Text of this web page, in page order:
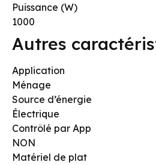
Puissance (W)
1000
Autres
Application
Ménage
Source d’énergie
Électrique
Contrôlé par App
NON
Matériel de plat